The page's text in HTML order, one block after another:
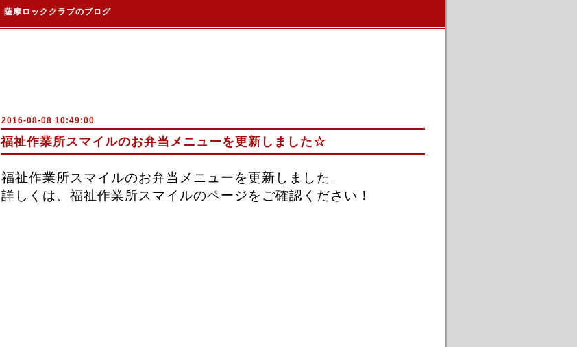
薩摩ロッククラブのブログ
2016-08-08 10:49:00
福祉作業所スマイルのお弁当メニューを更新しました☆
福祉作業所スマイルのお弁当メニューを更新しました。
詳しくは、福祉作業所スマイルのページをご確認ください！